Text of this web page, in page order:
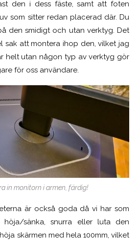
den i dess fäste, samt att foten
som sitter redan placerad där. Du
den smidigt och utan verktyg. Det
sak att montera ihop den, vilket jag
helt utan någon typ av verktyg gör
för oss användare.
in monitorn i armen, färdig!
är också goda då vi har som
sänka, snurra eller luta den
skärmen med hela 100mm, vilket